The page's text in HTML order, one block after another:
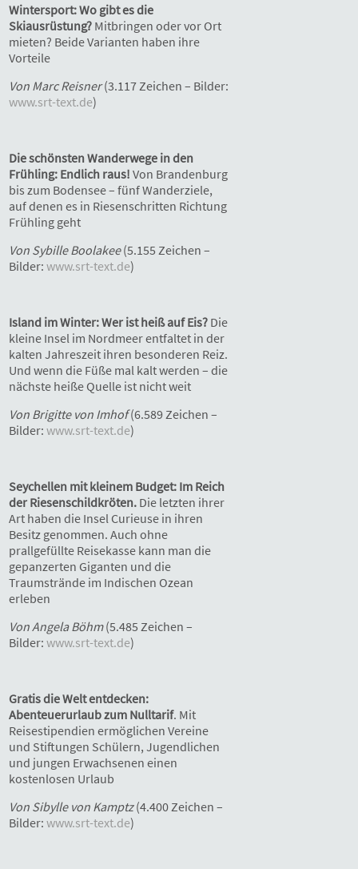
Wintersport: Wo gibt es die
Skiausrüstung? Mitbringen oder vor Ort
mieten? Beide Varianten haben ihre
Vorteile
Von Marc Reisner(3.117 Zeichen – Bilder:
www.srt-text.de)
Die schönsten Wanderwege in den
Frühling: Endlich raus!Von Brandenburg
bis zum Bodensee – fünf Wanderziele,
auf denen es in Riesenschritten Richtung
Frühling geht
Von Sybille Boolakee(5.155 Zeichen –
Bilder:www.srt-text.de)
Island im Winter: Wer ist heiß auf Eis? Die
kleine Insel im Nordmeer entfaltet in der
kalten Jahreszeit ihren besonderen Reiz.
Und wenn die Füße mal kalt werden – die
nächste heiße Quelle ist nicht weit
Von Brigitte von Imhof(6.589 Zeichen –
Bilder:www.srt-text.de)
Seychellen mit kleinem Budget: Im Reich
der Riesenschildkröten. Die letzten ihrer
Art haben die Insel Curieuse in ihren
Besitz genommen. Auch ohne
prallgefüllte Reisekasse kann man die
gepanzerten Giganten und die
Traumstrände im Indischen Ozean
erleben
Von Angela Böhm(5.485 Zeichen –
Bilder:www.srt-text.de)
Gratis die Welt entdecken:
Abenteuerurlaub zum Nulltarif. Mit
Reisestipendien ermöglichen Vereine
und Stiftungen Schülern, Jugendlichen
und jungen Erwachsenen einen
kostenlosen Urlaub
Von Sibylle von Kamptz(4.400 Zeichen –
Bilder:www.srt-text.de)